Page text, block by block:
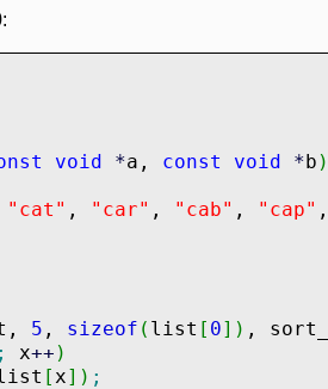
void *a, const void *b )
"cat" , "car" , "cab" , "cap"
5 , sizeof ( list [ 0] ) ,
; x++ )
[ x] ) ;